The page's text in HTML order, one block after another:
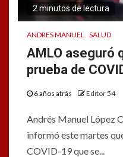
2 minutos de lectura
ANDRES MANUEL SALUD
AMLO aseguró
prueba de
6 años atrás Editor 54
Andrés Manuel López
informó este martes
COVID-19 que se...